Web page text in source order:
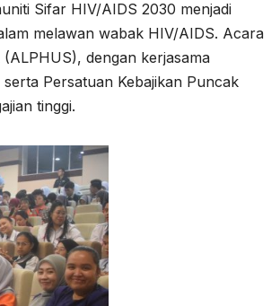
Sifar HIV/AIDS 2030 menjadi
melawan wabak HIV/AIDS. Acara
dengan kerjasama
Persatuan Kebajikan Puncak
tinggi.